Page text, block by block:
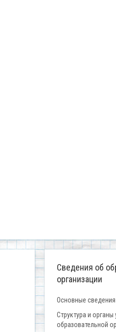
Сведения об
организации
Основные сведения
Структура и органы
образовательной